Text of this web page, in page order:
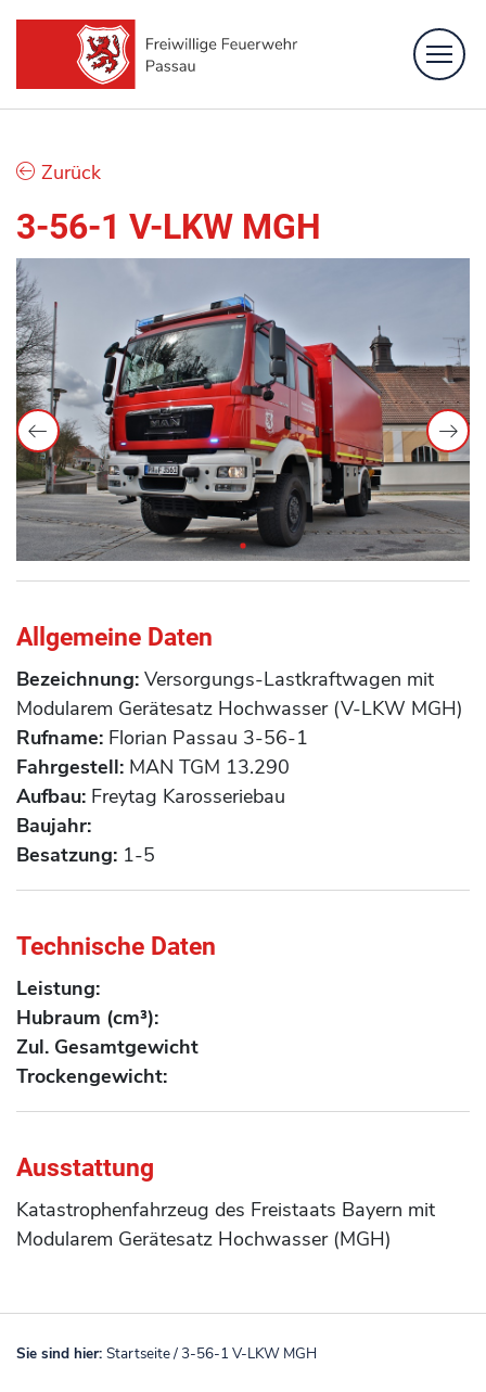
Löschzüge
Fachbereiche
Bürgerinformation
Kontakt
Zurück
3-56-1 V-LKW MGH
Allgemeine Daten
Bezeichnung: Versorgungs-Lastkraftwagen mit
Modularem Gerätesatz Hochwasser (V-LKW MGH)
Rufname: Florian Passau 3-56-1
Fahrgestell: MAN TGM 13.290
Aufbau: Freytag Karosseriebau
Baujahr:
Besatzung: 1-5
Technische Daten
Leistung:
Hubraum (cm³):
Zul. Gesamtgewicht
Trockengewicht:
Ausstattung
Katastrophenfahrzeug des Freistaats Bayern mit
Modularem Gerätesatz Hochwasser (MGH)
Sie sind hier: Startseite/ 3-56-1 V-LKW MGH